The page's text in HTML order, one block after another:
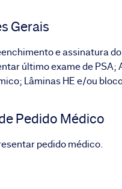
Gerais
e assinatura
último exame de
Lâminas HE e/ou
Pedido Médico
pedido médico.